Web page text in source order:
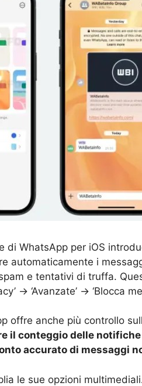
di WhatsApp per iOS
automaticamente i
e tentativi di truffa.
→ ‘Avanzate’ → ‘Blocca
offre anche più controllo
il conteggio delle notifiche
accurato di messaggi
le sue opzioni